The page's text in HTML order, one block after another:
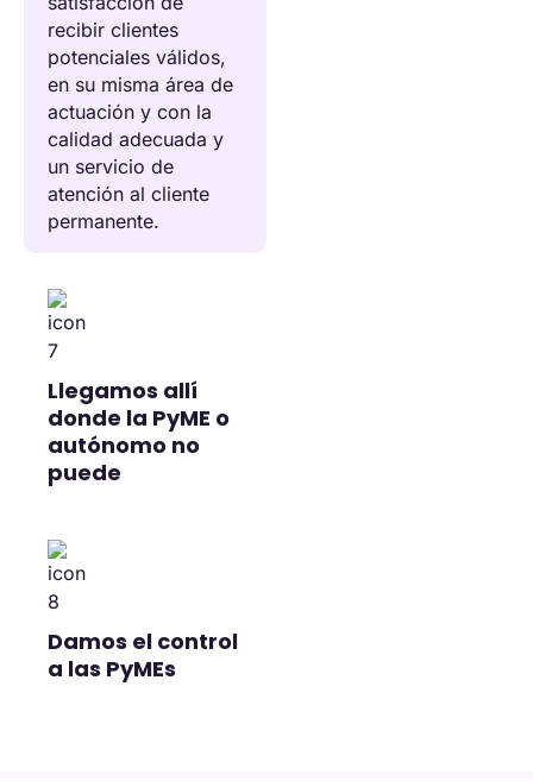
recibir clientes
potenciales válidos,
en su misma área de
actuación y con la
calidad adecuada y
un servicio de
atención al cliente
permanente.
Llegamos allí
donde la PyME o
autónomo no
puede
Damos el control
a las PyMEs